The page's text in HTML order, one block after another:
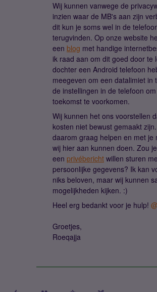
Wij kunnen vanwege de
inzien waar de MB's aan zijn
dit kun je soms wel in de
terugvinden. Op onze website
een blog met handige
ik raad aan om dit goed door te
dochter een Android telefoon
meegeven om een datalimiet in
de instellingen in de telefoon
toekomst te voorkomen.
Wij kunnen het ons voorstellen
kosten niet bewust gemaakt
daarom graag helpen en met je
wij hier aan kunnen doen. Zou
een privébericht willen sturen
persoonlijke gegevens? Ik kan
niks beloven, maar wij kunnen
mogelijkheden kijken. :)
Heel erg bedankt voor je hulp!
Groetjes,
Roeqajja